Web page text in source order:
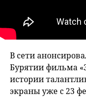
В сети
Бурятии фильма
истории
экраны уже с 23